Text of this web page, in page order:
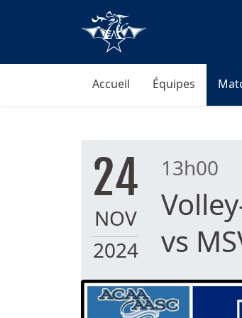
Accueil Équipes
24
NOV
2024
13h00
vs